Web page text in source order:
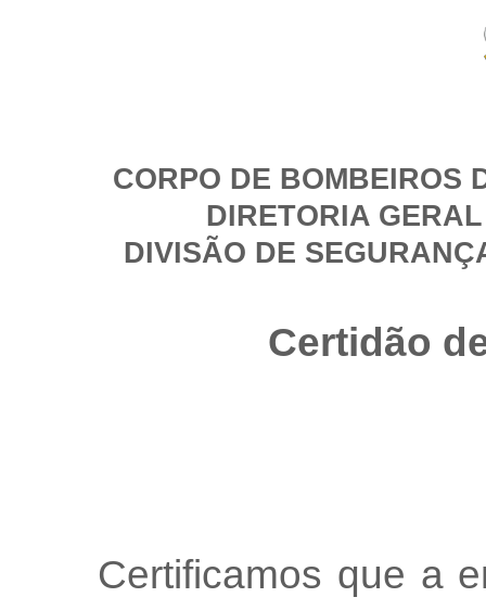
CORPO DE BOMBEIROS
DIRETORIA
DIVISÃO DE
Certidão
Certificamos que a